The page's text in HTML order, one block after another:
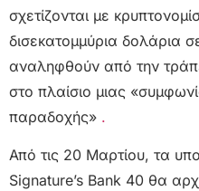
σχετίζονται με
δισεκατομμύρια δολάρια
αναληφθούν από την
στο πλαίσιο μιας
παραδοχής» .
Από τις 20 Μαρτίου, τα
Signature’s Bank 40 θα